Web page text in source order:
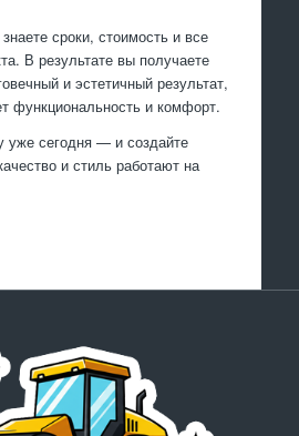
сроки, стоимость и все
В результате вы получаете
и эстетичный результат,
функциональность и комфорт.
уже сегодня — и создайте
и стиль работают на